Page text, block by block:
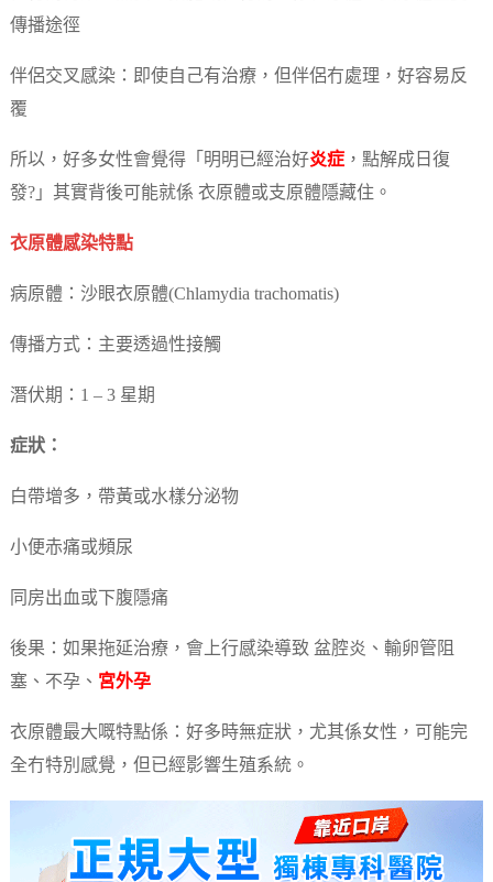
傳播途徑
伴侶交叉感染：即使自己有治療，但伴侶冇處理，好容易反
覆
所以，好多女性會覺得「明明已經治好炎症，點解成日復
發?」其實背後可能就係 衣原體或支原體隱藏住。
衣原體感染特點
病原體：沙眼衣原體(Chlamydia trachomatis)
傳播方式：主要透過性接觸
潛伏期：1 – 3 星期
症狀：
白帶增多，帶黃或水樣分泌物
小便赤痛或頻尿
同房出血或下腹隱痛
後果：如果拖延治療，會上行感染導致 盆腔炎、輸卵管阻
塞、不孕、 宮外孕
衣原體最大嘅特點係：好多時無症狀，尤其係女性，可能完
全冇特別感覺，但已經影響生殖系統。